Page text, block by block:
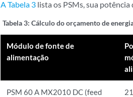
A Tabela 3 lista os PSMs, sua
Tabela 3: Cálculodo orçamento de
Módulo de fonte de
alimentação
PSM 60 A MX2010 DC (feed